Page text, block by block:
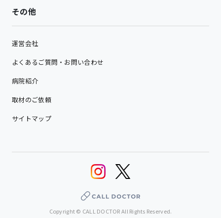
その他
運営会社
よくあるご質問・お問い合わせ
病院紹介
取材のご依頼
サイトマップ
Copyright © CALL DOCTOR All Rights Reserved.